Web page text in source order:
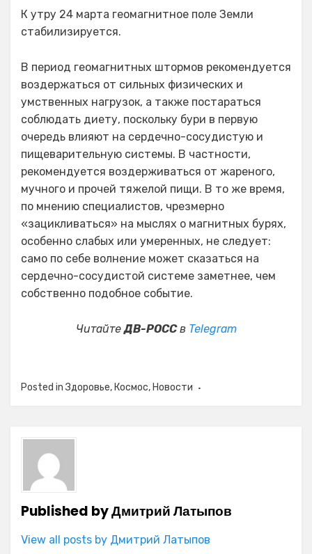
К утру 24 марта геомагнитное поле Земли
стабилизируется.
В период геомагнитных штормов рекомендуется
воздержаться от сильных физических и
умственных нагрузок, а также постараться
соблюдать диету, поскольку бури в первую
очередь влияют на сердечно-сосудистую и
пищеварительную системы. В частности,
рекомендуется воздерживаться от жареного,
мучного и прочей тяжелой пищи. В то же время,
по мнению специалистов, чрезмерно
«зацикливаться» на мыслях о магнитных бурях,
особенно слабых или умеренных, не следует:
само по себе волнение может сказаться на
сердечно-сосудистой системе заметнее, чем
собственно подобное событие.
ЧитайтеДВ-РОССв Telegram
Posted inЗдоровье, Космос, Новости
Published byДмитрий Латыпов
View all posts by Дмитрий Латыпов